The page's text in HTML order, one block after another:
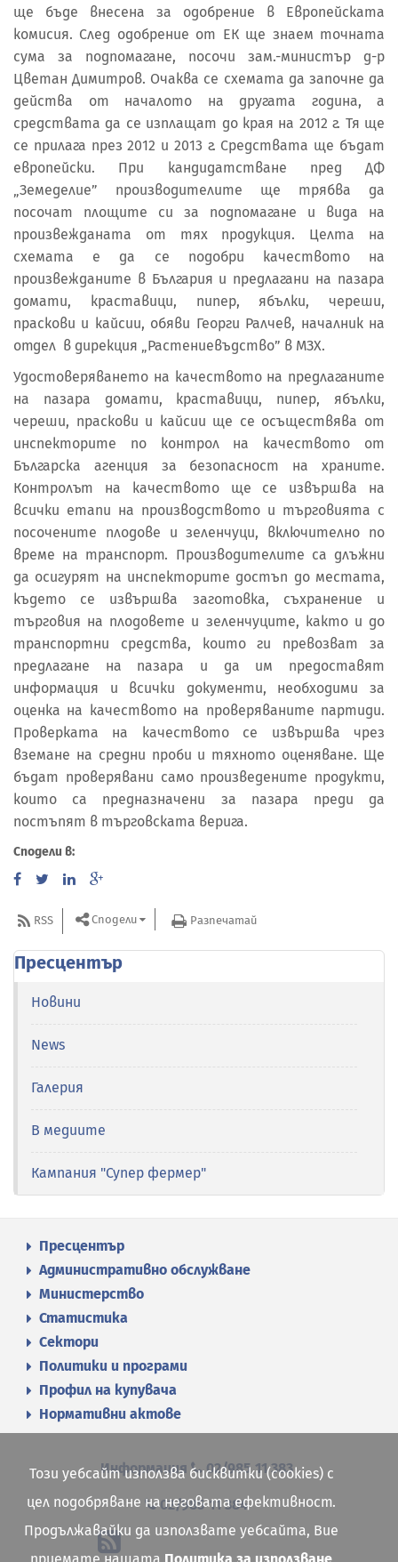
ще бъде внесена за одобрение в Европейската
комисия. След одобрение от ЕК ще знаем точната
сума за подпомагане, посочи зам.-министър д-р
Цветан Димитров. Очаква се схемата да започне да
действа от началото на другата година, а
средствата да се изплащат до края на 2012 г. Тя ще
се прилага през 2012 и 2013 г. Средствата ще бъдат
европейски. При кандидатстване пред ДФ
„Земеделие” производителите ще трябва да
посочат площите си за подпомагане и вида на
произвежданата от тях продукция. Целта на
схемата е да се подобри качеството на
произвежданите в България и предлагани на пазара
домати, краставици, пипер, ябълки, череши,
праскови и кайсии, обяви Георги Ралчев, началник на
отдел в дирекция „Растениевъдство” в МЗХ.
Удостоверяването на качеството на предлаганите
на пазара домати, краставици, пипер, ябълки,
череши, праскови и кайсии ще се осъществява от
инспекторите по контрол на качеството от
Българска агенция за безопасност на храните.
Контролът на качеството ще се извършва на
всички етапи на производството и търговията с
посочените плодове и зеленчуци, включително по
време на транспорт. Производителите са длъжни
да осигурят на инспекторите достъп до местата,
където се извършва заготовка, съхранение и
търговия на плодовете и зеленчуците, както и до
транспортни средства, които ги превозват за
предлагане на пазара и да им предоставят
информация и всички документи, необходими за
оценка на качеството на проверяваните партиди.
Проверката на качеството се извършва чрез
вземане на средни проби и тяхното оценяване. Ще
бъдат проверявани само произведените продукти,
които са предназначени за пазара преди да
постъпят в търговската верига.
Сподели в:
RSS Сподели Разпечатай
Пресцентър
Новини
News
Галерия
В медиите
Кампания "Супер фермер"
Пресцентър
Административно обслужване
Министерство
Статистика
Сектори
Политики и програми
Профил на купувача
Нормативни актове
Информация 02/985 11 383
02/985 11 384
Този уебсайт използва бисквитки (cookies) с
цел подобряване на неговата ефективност.
Продължавайки да използвате уебсайта, Вие